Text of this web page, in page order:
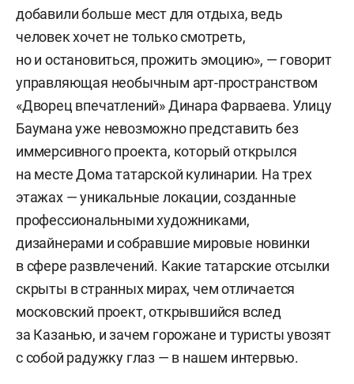
добавили больше мест для отдыха, ведь
человек хочет не только смотреть,
но и остановиться, прожить эмоцию», — говорит
управляющая необычным арт-пространством
«Дворец впечатлений» Динара Фарваева. Улицу
Баумана уже невозможно представить без
иммерсивного проекта, который открылся
на месте Дома татарской кулинарии. На трех
этажах — уникальные локации, созданные
профессиональными художниками,
дизайнерами и собравшие мировые новинки
в сфере развлечений. Какие татарские отсылки
скрыты в странных мирах, чем отличается
московский проект, открывшийся вслед
за Казанью, и зачем горожане и туристы увозят
с собой радужку глаз — в нашем интервью.